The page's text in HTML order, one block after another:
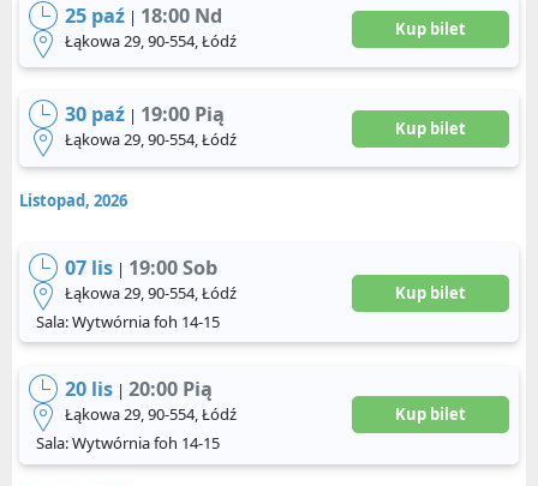
25 paź | 18:00 Nd
Łąkowa 29, 90-554, Łódź
Kup bilet
30 paź | 19:00 Pią
Łąkowa 29, 90-554, Łódź
Kup bilet
Listopad, 2026
07 lis | 19:00 Sob
Łąkowa 29, 90-554, Łódź
Sala: Wytwórnia foh 14-15
Kup bilet
20 lis |20:00 Pią
Łąkowa 29, 90-554, Łódź
Sala: Wytwórnia foh 14-15
Kup bilet